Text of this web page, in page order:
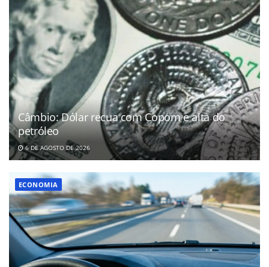
Câmbio: Dólar recua com Copom e alta do
petróleo
6 DE AGOSTO DE 2026
ECONOMIA